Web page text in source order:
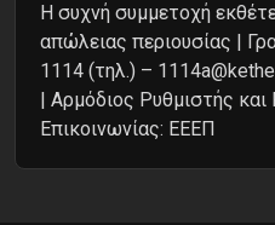
Η συχνή συμμετοχή
απώλειας περιουσίας |
1114 (τηλ.) –
| Αρμόδιος Ρυθμιστής
Επικοινωνίας: ΕΕΕΠ